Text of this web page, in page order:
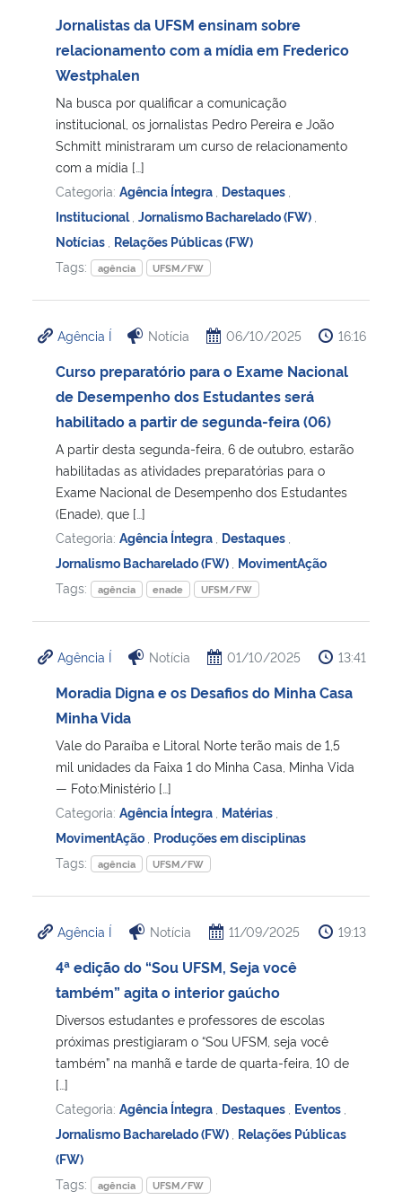
Jornalistas da UFSM ensinam sobre
relacionamento com a mídia em Frederico
Westphalen
Na busca por qualificar a comunicação
institucional, os jornalistas Pedro Pereira e João
Schmitt ministraram um curso de relacionamento
com a mídia […]
Categoria: Agência Íntegra Destaques
Institucional
Jornalismo Bacharelado (FW)
Notícias Relações Públicas (FW)
Tags:
agência UFSM/FW
Agência Í Notícia 06/10/2025 16:16
Curso preparatório para o Exame Nacional
de Desempenho dos Estudantes será
habilitado a partir de segunda-feira (06)
A partir desta segunda-feira, 6 de outubro, estarão
habilitadas as atividades preparatórias para o
Exame Nacional de Desempenho dos Estudantes
(Enade), que […]
Categoria: Agência Íntegra Destaques
Jornalismo Bacharelado (FW) MovimentAção
Tags:
agência enade UFSM/FW
Agência Í Notícia 01/10/2025 13:41
Moradia Digna e os Desafios do Minha Casa
Minha Vida
Vale do Paraíba e Litoral Norte terão mais de 1,5
mil unidades da Faixa 1 do Minha Casa, Minha Vida
— Foto:Ministério […]
Categoria: Agência Íntegra Matérias
MovimentAção Produções em disciplinas
Tags:
agência UFSM/FW
Agência Í Notícia 11/09/2025 19:13
4ª edição do “Sou UFSM, Seja você
também” agita o interior gaúcho
Diversos estudantes e professores de escolas
próximas prestigiaram o “Sou UFSM, seja você
também” na manhã e tarde de quarta-feira, 10 de
[…]
Categoria: Agência Íntegra Destaques Eventos
Jornalismo Bacharelado (FW) Relações Públicas
(FW)
Tags:
agência UFSM/FW